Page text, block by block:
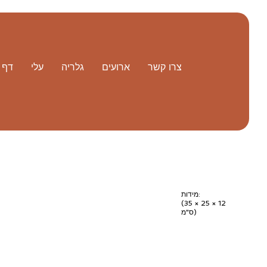
דף עלי גלריה ארועים צרו קשר
מידות:
(35 × 25 × 12
ס"מ)